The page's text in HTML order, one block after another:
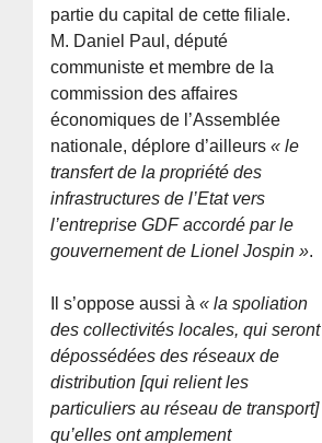
partie du capital de cette filiale.
M. Daniel Paul, député
communiste et membre de la
commission des affaires
économiques de l’Assemblée
nationale, déplore d’ailleurs« le
transfert de la propriété des
infrastructures de l’Etat vers
l’entreprise GDF accordé par le
gouvernement de Lionel Jospin ».
Il s’oppose aussi à« la spoliation
des collectivités locales, qui seront
dépossédées des réseaux de
distribution [qui relient les
particuliers au réseau de transport]
qu’elles ont amplement